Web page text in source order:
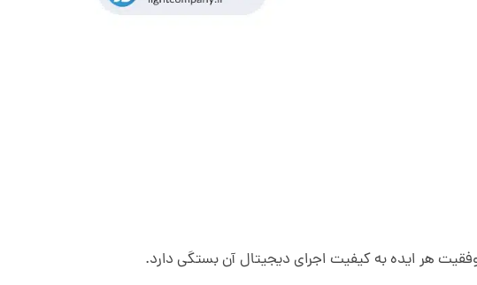
هر ایده‌ به کیفیت اجرای دیجیتال آن بستگی دارد.